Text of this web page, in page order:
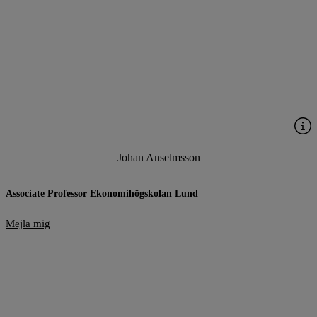
Johan Anselmsson
Associate Professor Ekonomihögskolan Lund
Mejla mig